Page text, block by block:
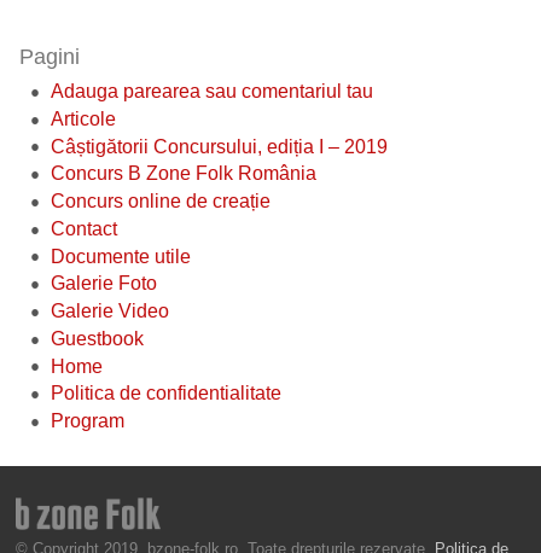
Pagini
Adauga parearea sau comentariul tau
Articole
Câștigătorii Concursului, ediția I – 2019
Concurs B Zone Folk România
Concurs online de creație
Contact
Documente utile
Galerie Foto
Galerie Video
Guestbook
Home
Politica de confidentialitate
Program
© Copyright 2019, bzone-folk.ro. Toate drepturile rezervate. Politica de